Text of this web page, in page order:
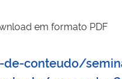
em formato PDF
conteudo/